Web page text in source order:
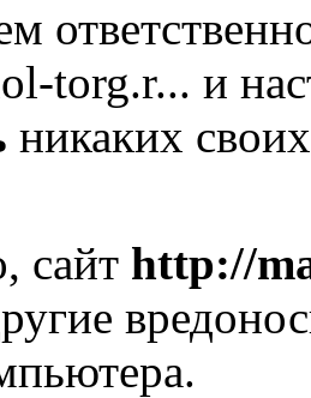
torg.r... и
никаких
сайт http://